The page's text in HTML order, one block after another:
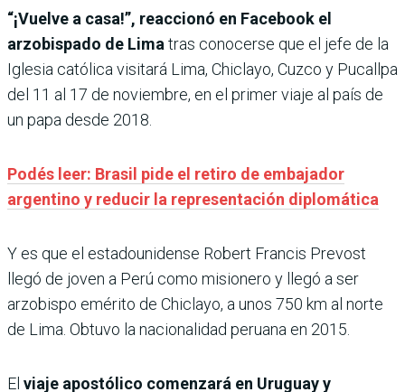
“¡Vuelve a casa!”, reaccionó en Facebook el
arzobispado de Lima tras conocerse que el jefe de la
Iglesia católica visitará Lima, Chiclayo, Cuzco y Pucallpa
del 11 al 17 de noviembre, en el primer viaje al país de
un papa desde 2018.
Podés leer: Brasil pide el retiro de embajador
argentino y reducir la representación diplomática
Y es que el estadounidense Robert Francis Prevost
llegó de joven a Perú como misionero y llegó a ser
arzobispo emérito de Chiclayo, a unos 750 km al norte
de Lima. Obtuvo la nacionalidad peruana en 2015.
El viaje apostólico comenzará en Uruguay y